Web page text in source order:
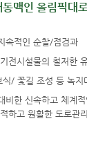
맥인 올림픽대
속적인 순찰/점검과
전시설물의 철저한
/ 꽃길 조성 등 녹지
비한 신속하고 체계
하고 원활한 도로관